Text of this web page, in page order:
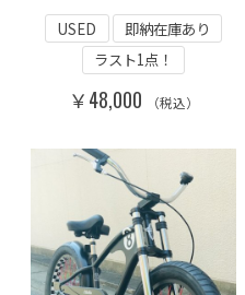
USED
即納在庫あり
ラスト1点！
￥48,000 （税込）